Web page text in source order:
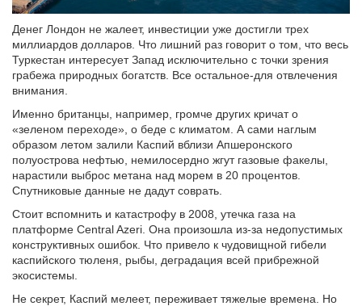
Денег Лондон не жалеет, инвестиции уже достигли трех
миллиардов долларов. Что лишний раз говорит о том, что весь
Туркестан интересует Запад исключительно с точки зрения
грабежа природных богатств. Все остальное-для отвлечения
внимания.
Именно британцы, например, громче других кричат о
«зеленом переходе», о беде с климатом. А сами наглым
образом летом залили Каспий вблизи Апшеронского
полуострова нефтью, немилосердно жгут газовые факелы,
нарастили выброс метана над морем в 20 процентов.
Спутниковые данные не дадут соврать.
Стоит вспомнить и катастрофу в 2008, утечка газа на
платформе Central Azeri. Она произошла из-за недопустимых
конструктивных ошибок. Что привело к чудовищной гибели
каспийского тюленя, рыбы, деградация всей прибрежной
экосистемы.
Не секрет, Каспий мелеет, переживает тяжелые времена. Но